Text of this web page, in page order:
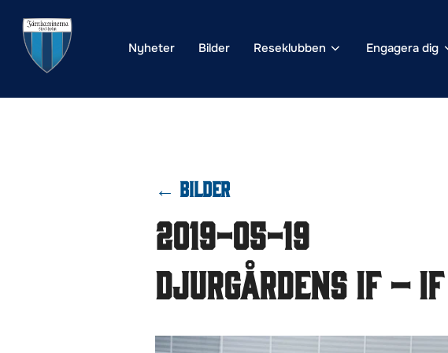
innehåll
Nyheter Bilder Reseklubben Engagera dig
← BILDER
2019-05-19
Djurgårdens IF –